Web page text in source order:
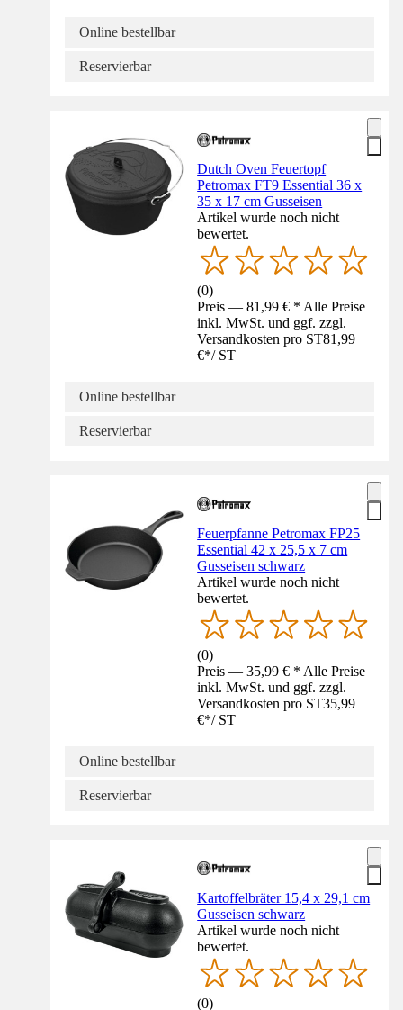
Online bestellbar
Reservierbar
Dutch Oven Feuertopf
Petromax FT9 Essential 36 x
35 x 17 cm Gusseisen
Artikel wurde noch nicht
bewertet.
(0)
Preis — 81,99 € * Alle Preise
inkl. MwSt. und ggf. zzgl.
Versandkosten pro ST81,99
€*/ ST
Online bestellbar
Reservierbar
Feuerpfanne Petromax FP25
Essential 42 x 25,5 x 7 cm
Gusseisen schwarz
Artikel wurde noch nicht
bewertet.
(0)
Preis — 35,99 € * Alle Preise
inkl. MwSt. und ggf. zzgl.
Versandkosten pro ST35,99
€*/ ST
Online bestellbar
Reservierbar
Kartoffelbräter 15,4 x 29,1 cm
Gusseisen schwarz
Artikel wurde noch nicht
bewertet.
(0)